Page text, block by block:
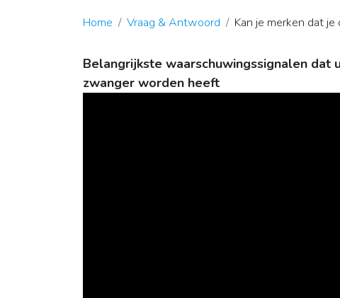
Home Vraag & Antwoord Kan je merken dat
Belangrijkste waarschuwingssignalen
zwanger worden heeft